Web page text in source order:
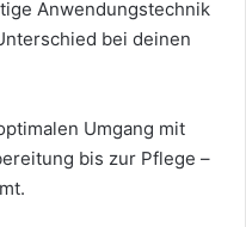
Anwendungstechnik
bei deinen
Umgang mit
bis zur Pflege –